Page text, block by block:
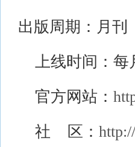
出版周期：月刊
上线时间：每
官方网站：
社 区：